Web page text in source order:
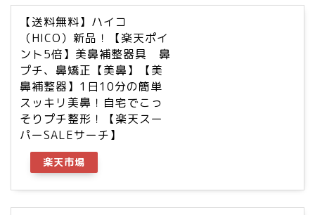
【送料無料】ハイコ
（HICO）新品！【楽天ポイ
ント5倍】美鼻補整器具 鼻
プチ、鼻矯正【美鼻】【美
鼻補整器】1日10分の簡単
スッキリ美鼻！自宅でこっ
そりプチ整形！【楽天スー
パーSALEサーチ】
楽天市場